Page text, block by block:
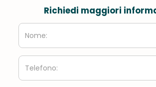
Richiedi maggiori
Nome:
Telefono: